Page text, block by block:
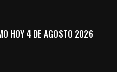
HOY 4 DE AGOSTO 2026